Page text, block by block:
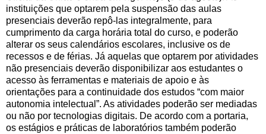
instituições que optarem pela suspensão das aulas
presenciais deverão repô-las integralmente, para
cumprimento da carga horária total do curso, e poderão
alterar os seus calendários escolares, inclusive os de
recessos e de férias. Já aquelas que optarem por atividades
não presenciais deverão disponibilizar aos estudantes o
acesso às ferramentas e materiais de apoio e às
orientações para a continuidade dos estudos “com maior
autonomia intelectual”. As atividades poderão ser mediadas
ou não por tecnologias digitais. De acordo com a portaria,
os estágios e práticas de laboratórios também poderão